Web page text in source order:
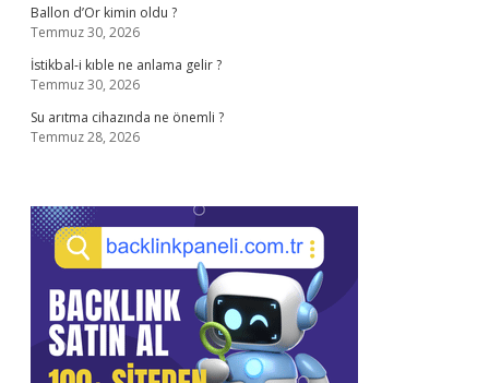
Ballon d’Or kimin oldu ?
Temmuz 30, 2026
İstikbal-i kıble ne anlama gelir ?
Temmuz 30, 2026
Su arıtma cihazında ne önemli ?
Temmuz 28, 2026